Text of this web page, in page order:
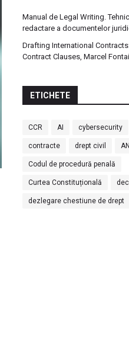
Manual de Legal Writing.
redactare a documentelor
Drafting International
Contract Clauses, Marcel
ETICHETE
CCR AI cybersecurity
contracte drept civil
Codul de procedură penală
Curtea Constituțională
dezlegare chestiune de drept